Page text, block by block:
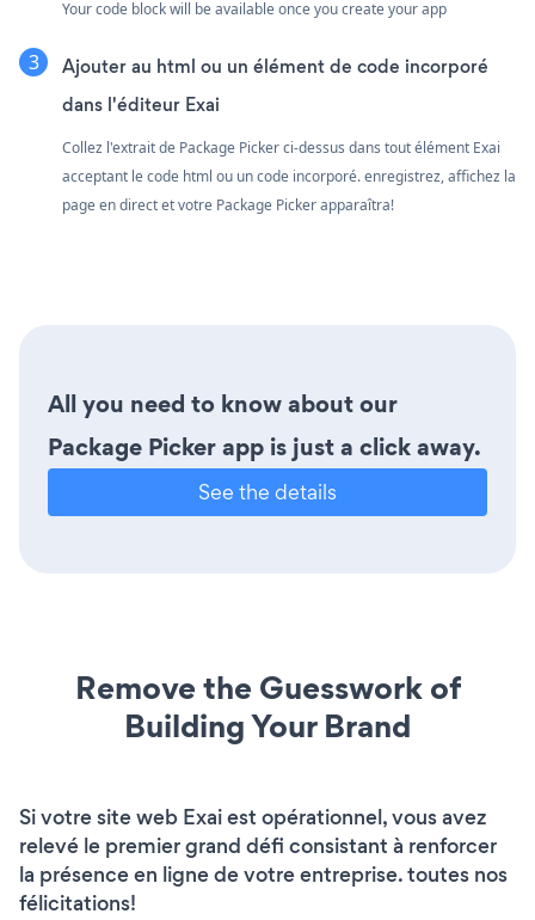
Your code block will be available once you create your app
Ajouter au html ou un élément de code incorporé
dans l'éditeur Exai
Collez l'extrait de Package Picker ci-dessus dans tout élément Exai
acceptant le code html ou un code incorporé. enregistrez, affichez la
page en direct et votre Package Picker apparaîtra!
All you need to know about our
Package Picker app is just a click away.
See the details
Remove the Guesswork of
Building Your Brand
Si votre site web Exai est opérationnel, vous avez
relevé le premier grand défi consistant à renforcer
la présence en ligne de votre entreprise. toutes nos
félicitations!